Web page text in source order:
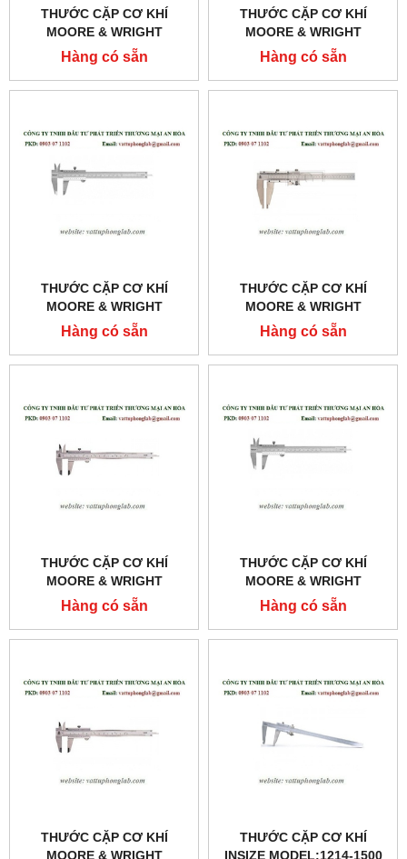
THƯỚC CẶP CƠ KHÍ
MOORE & WRIGHT
MODEL:MW150-82
Hàng có sẵn
THƯỚC CẶP CƠ KHÍ
MOORE & WRIGHT
MODEL:MW150-72
Hàng có sẵn
THƯỚC CẶP CƠ KHÍ
MOORE & WRIGHT
MODEL:MW150-62
Hàng có sẵn
THƯỚC CẶP CƠ KHÍ
MOORE & WRIGHT
MODEL:MW150-52
Hàng có sẵn
THƯỚC CẶP CƠ KHÍ
MOORE & WRIGHT
MODEL:MW110-20
Hàng có sẵn
THƯỚC CẶP CƠ KHÍ
MOORE & WRIGHT
MODEL:MW110-30
Hàng có sẵn
THƯỚC CẶP CƠ KHÍ
MOORE & WRIGHT
THƯỚC CẶP CƠ KHÍ
INSIZE MODEL:1214-1500